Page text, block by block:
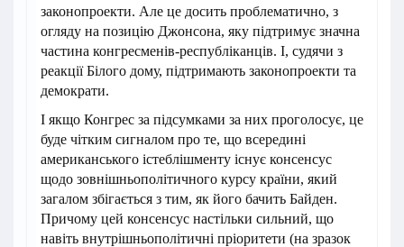
законопроекти. Але це досить проблематично, з
огляду на позицію Джонсона, яку підтримує значна
частина конгресменів-республіканців. І, судячи з
реакції Білого дому, підтримають законопроекти та
демократи.
І якщо Конгрес за підсумками за них проголосує, це
буде чітким сигналом про те, що всередині
американського істеблішменту існує консенсус
щодо зовнішньополітичного курсу країни, який
загалом збігається з тим, як його бачить Байден.
Причому цей консенсус настільки сильний, що
навіть внутрішньополітичні пріоритети (на зразок